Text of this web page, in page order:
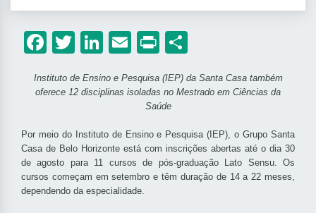
Facebook
Twitter
LinkedIn
Email
Print
Instituto de Ensino e Pesquisa (IEP) da Santa Casa também
oferece 12 disciplinas isoladas no Mestrado em Ciências da
Saúde
Por meio do Instituto de Ensino e Pesquisa (IEP), o Grupo Santa
Casa de Belo Horizonte está com inscrições abertas até o dia 30
de agosto para 11 cursos de pós-graduação Lato Sensu. Os
cursos começam em setembro e têm duração de 14 a 22 meses,
dependendo da especialidade.